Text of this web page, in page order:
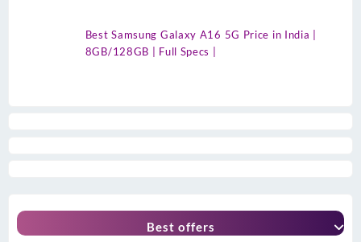
Best Samsung Galaxy A16 5G Price in India |
8GB/128GB | Full Specs |
Best offers